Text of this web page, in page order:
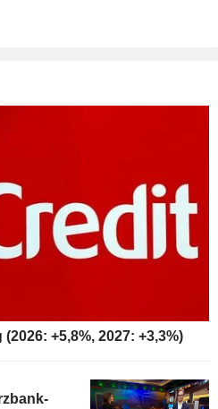
+5,8%, 2027: +3,3%)